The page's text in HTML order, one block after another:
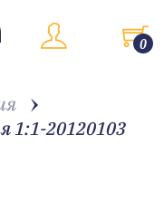
0
1:1-20120103